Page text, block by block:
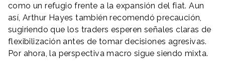
como un refugio frente a la expansión del fiat. Aun
así, Arthur Hayes también recomendó precaución,
sugiriendo que los traders esperen señales claras de
flexibilización antes de tomar decisiones agresivas.
Por ahora, la perspectiva macro sigue siendo mixta.